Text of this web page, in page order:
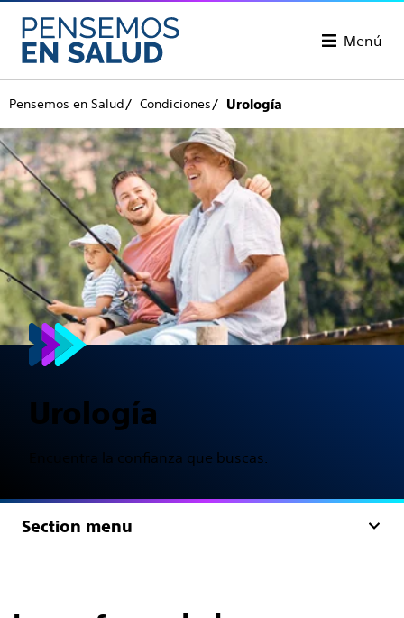
Menú
Pensemos en Salud Condiciones Urología
Urología
Encuentra la confianza que buscas.
Section menu